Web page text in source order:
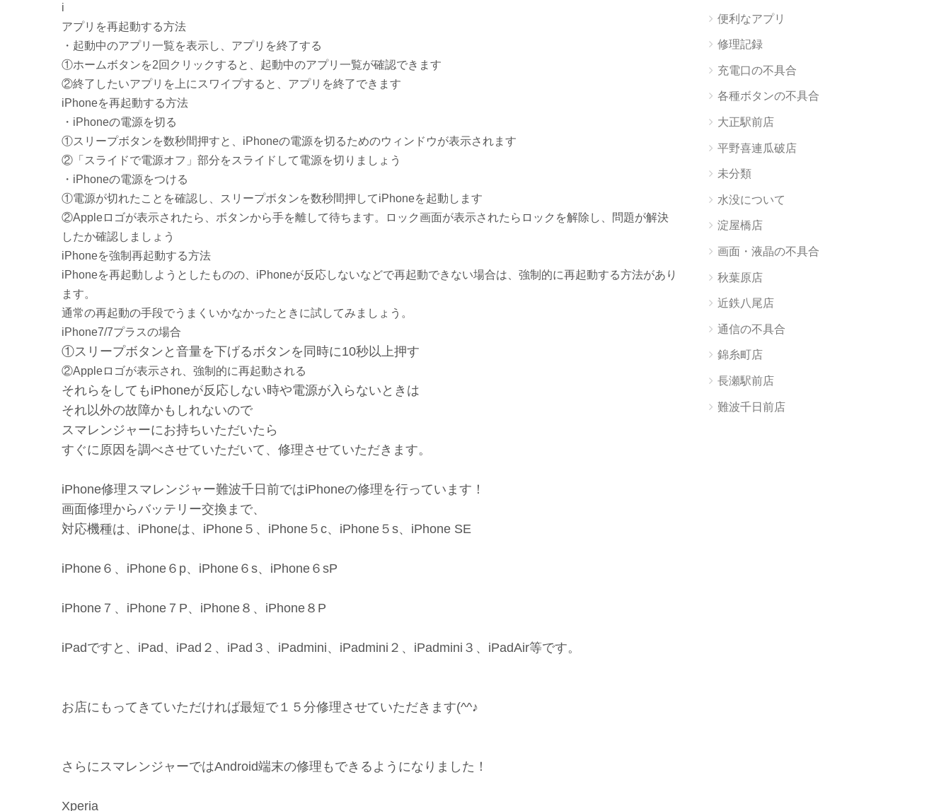
i
アプリを再起動する方法
・起動中のアプリ一覧を表示し、アプリを終了する
①ホームボタンを2回クリックすると、起動中のアプリ一覧が確認できます
②終了したいアプリを上にスワイプすると、アプリを終了できます
iPhoneを再起動する方法
・iPhoneの電源を切る
①スリープボタンを数秒間押すと、iPhoneの電源を切るためのウィンドウが表示されます
②「スライドで電源オフ」部分をスライドして電源を切りましょう
・iPhoneの電源をつける
①電源が切れたことを確認し、スリープボタンを数秒間押してiPhoneを起動します
②Appleロゴが表示されたら、ボタンから手を離して待ちます。ロック画面が表示されたらロックを解除し、問題が解決
したか確認しましょう
iPhoneを強制再起動する方法
iPhoneを再起動しようとしたものの、iPhoneが反応しないなどで再起動できない場合は、強制的に再起動する方法があり
ます。
通常の再起動の手段でうまくいかなかったときに試してみましょう。
iPhone7/7プラスの場合
①スリープボタンと音量を下げるボタンを同時に10秒以上押す
②Appleロゴが表示され、強制的に再起動される
それらをしてもiPhoneが反応しない時や電源が入らないときは
それ以外の故障かもしれないので
スマレンジャーにお持ちいただいたら
すぐに原因を調べさせていただいて、修理させていただきます。
iPhone修理スマレンジャー難波千日前ではiPhoneの修理を行っています！
画面修理からバッテリー交換まで、
対応機種は、iPhoneは、iPhone５、iPhone５c、iPhone５s、iPhone SE
iPhone６、iPhone６p、iPhone６s、iPhone６sP
iPhone７、iPhone７P、iPhone８、iPhone８P
iPadですと、iPad、iPad２、iPad３、iPadmini、iPadmini２、iPadmini３、iPadAir等です。
お店にもってきていただければ最短で１５分修理させていただきます(^^♪
さらにスマレンジャーではAndroid端末の修理もできるようになりました！
Xperia
便利なアプリ
修理記録
充電口の不具合
各種ボタンの不具合
大正駅前店
平野喜連瓜破店
未分類
水没について
淀屋橋店
画面・液晶の不具合
秋葉原店
近鉄八尾店
通信の不具合
錦糸町店
長瀬駅前店
難波千日前店